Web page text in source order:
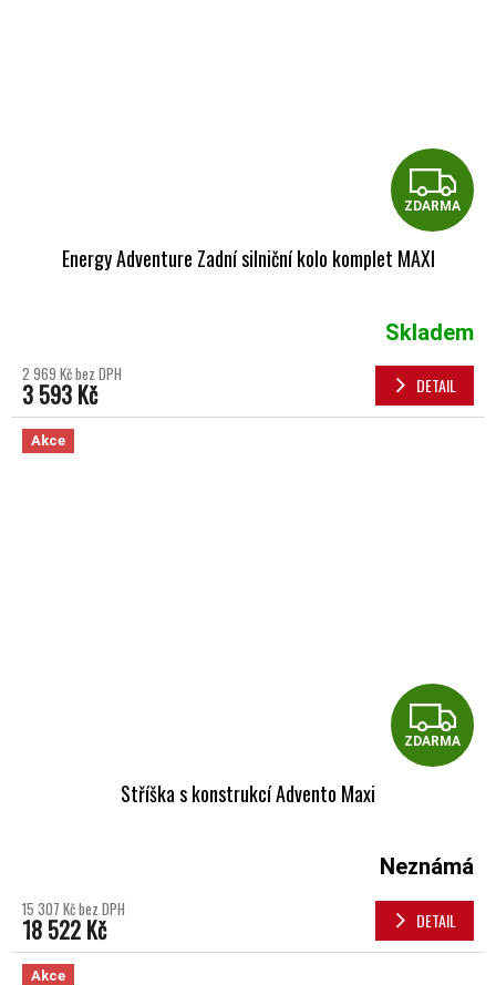
ZDARMA
Energy Adventure Zadní silniční kolo komplet MAXI
Skladem
2 969 Kč bez DPH
3 593 Kč DETAIL
Akce
ZDARMA
Stříška s konstrukcí Advento Maxi
Neznámá
15 307 Kč bez DPH
18 522 Kč DETAIL
Akce